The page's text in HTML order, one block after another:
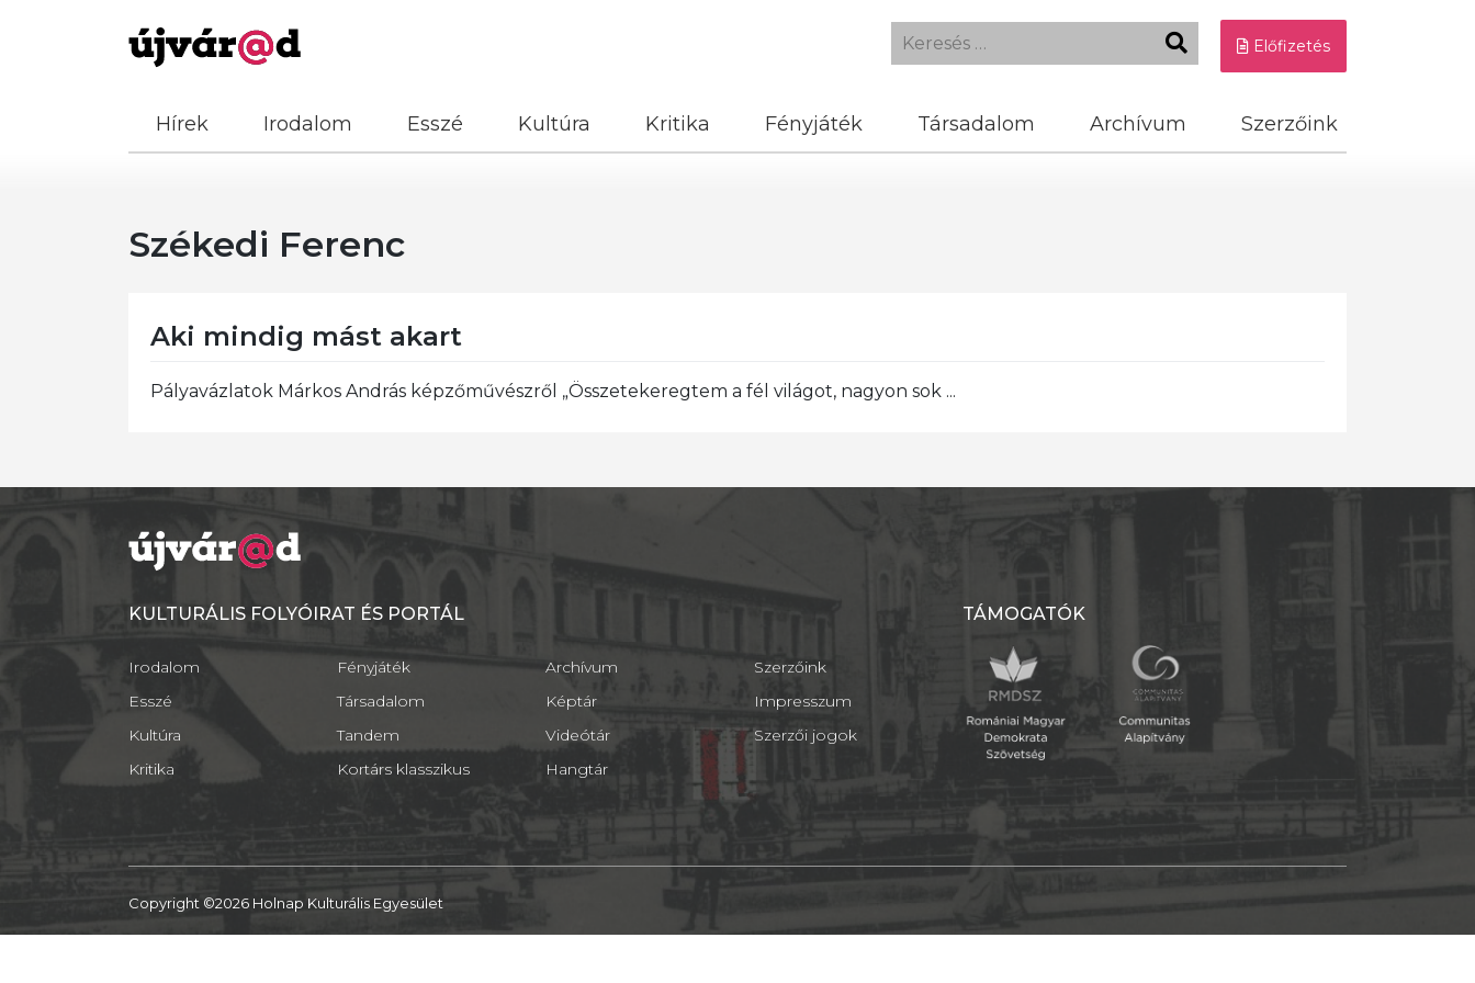
Előfizetés
Hírek Irodalom Esszé Kultúra Kritika Fényjáték Társadalom Archívum Szerzőink
Székedi Ferenc
Aki mindig mást akart
Pályavázlatok Márkos András képzőművészről „Összetekeregtem a fél világot, nagyon sok ...
KULTURÁLIS FOLYÓIRAT ÉS PORTÁL
Irodalom
Esszé
Kultúra
Kritika
Fényjáték
Társadalom
Tandem
Kortárs klasszikus
Archívum
Képtár
Videótár
Hangtár
Szerzőink
Impresszum
Szerzői jogok
TÁMOGATÓK
Copyright ©2026 Holnap Kulturális Egyesület